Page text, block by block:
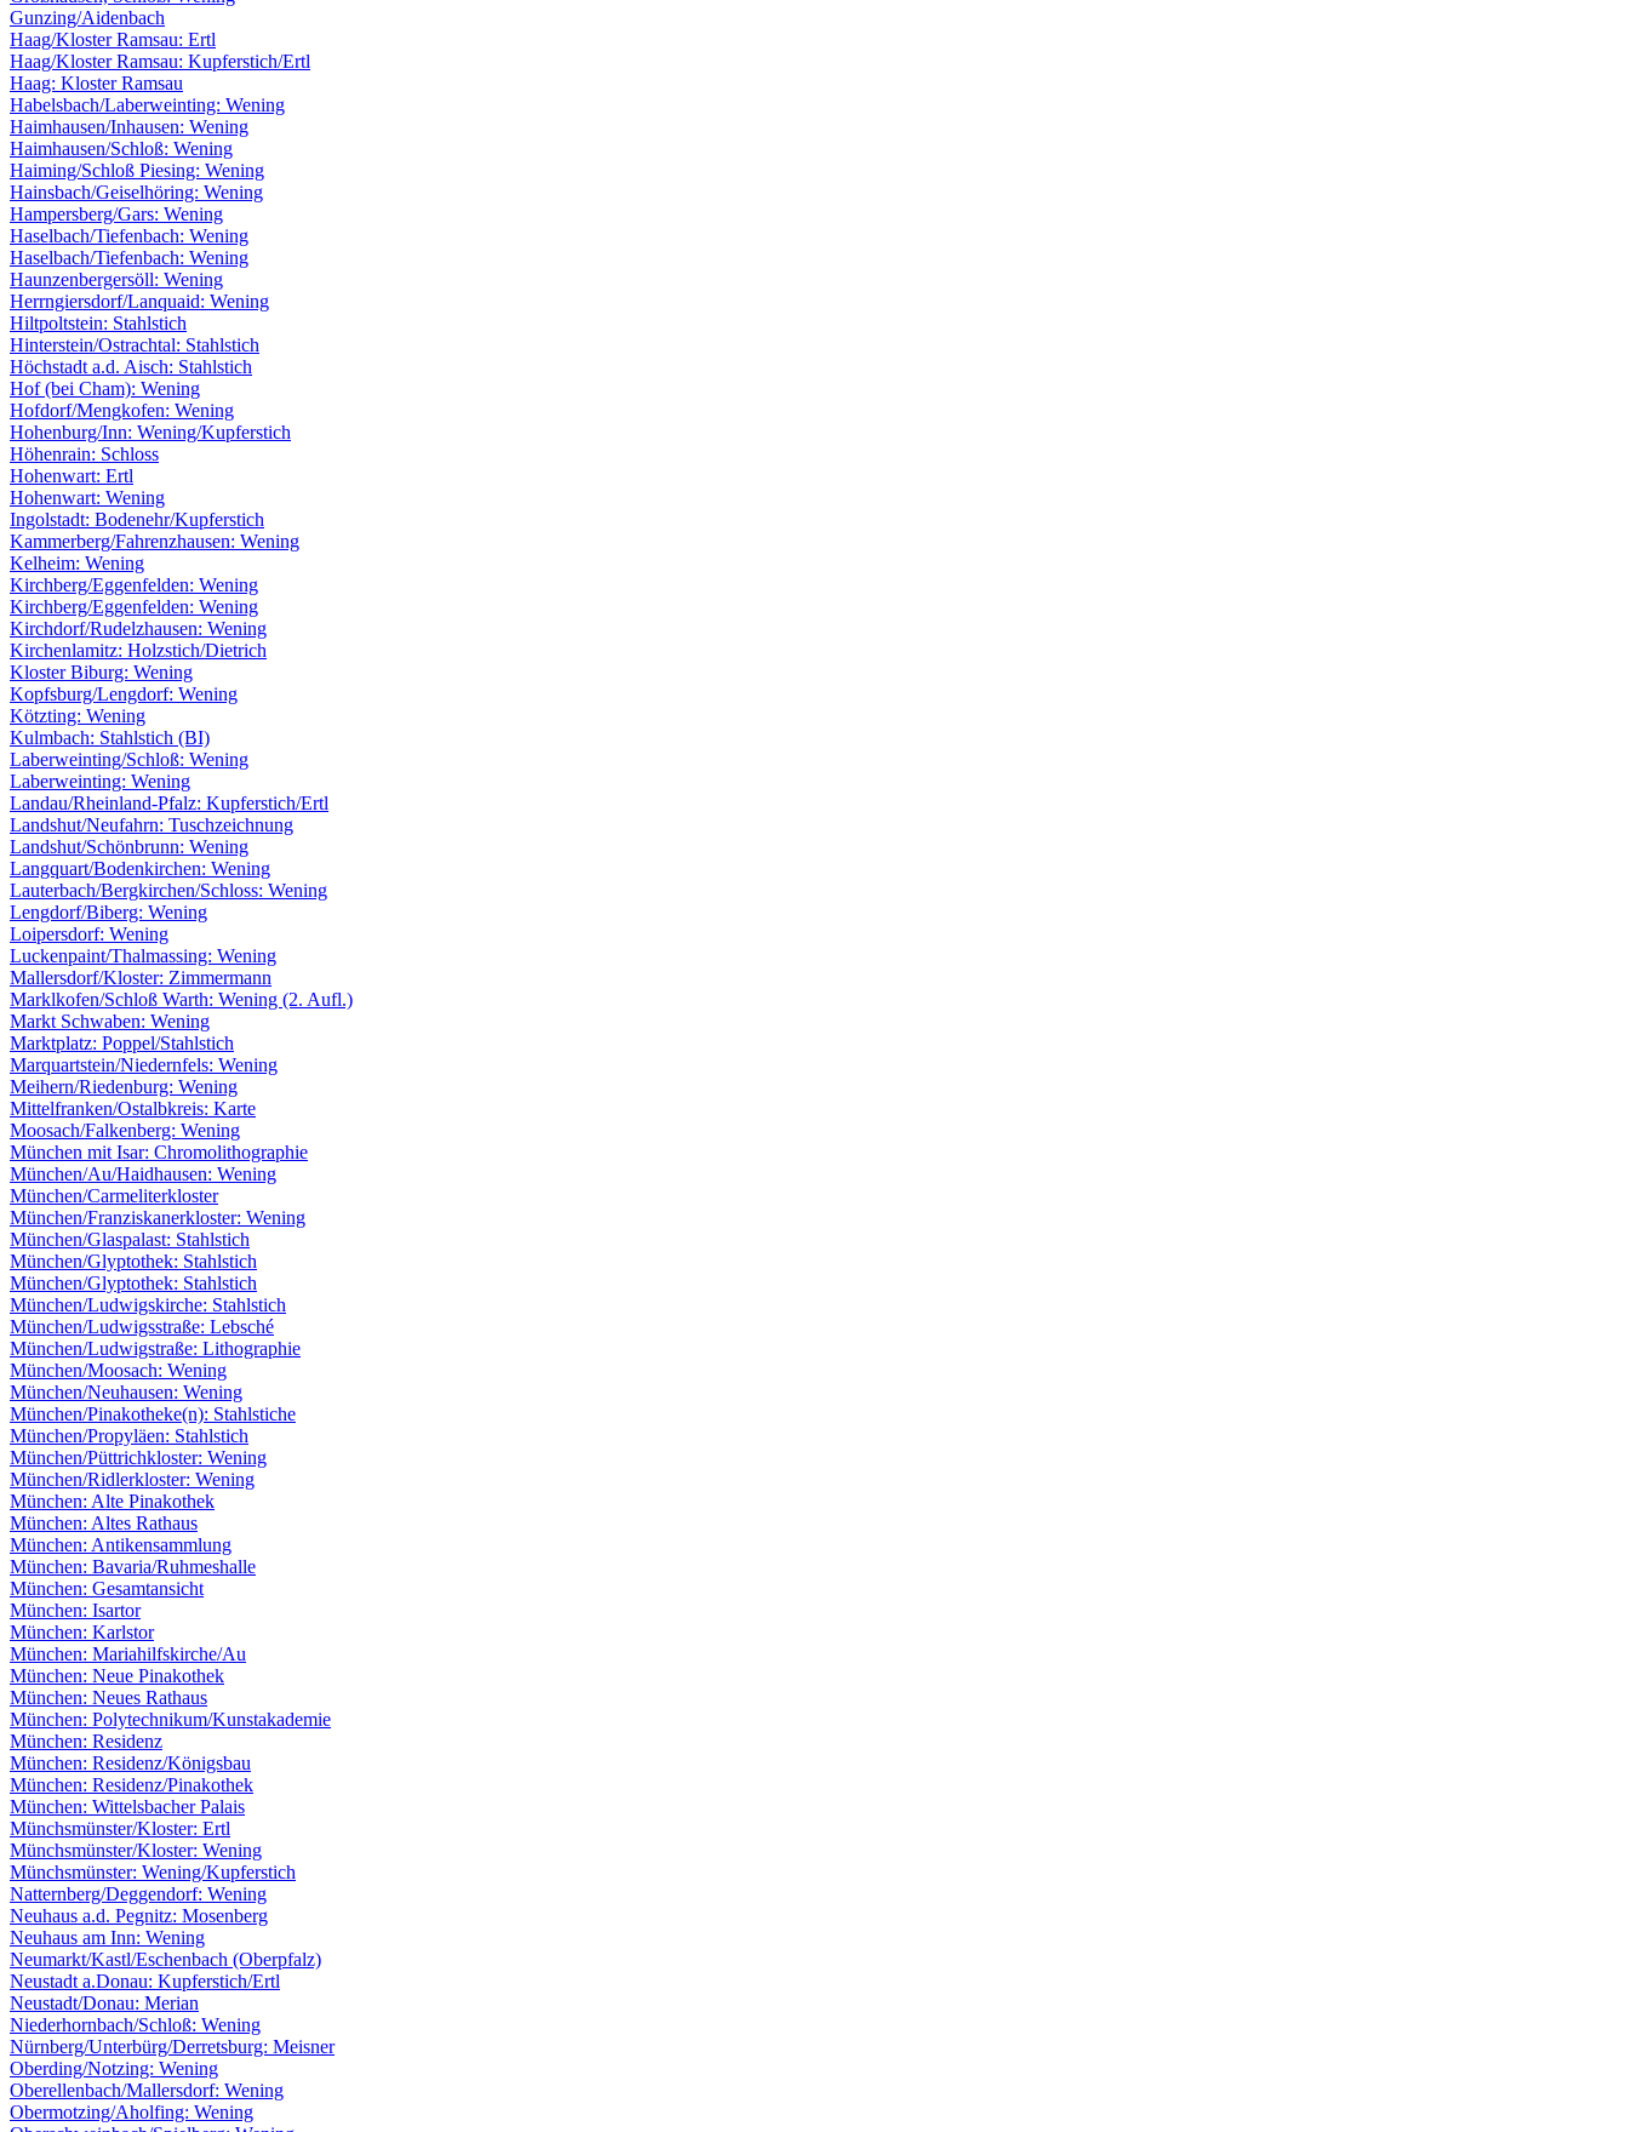
Gunzing/Aidenbach
Haag/Kloster Ramsau: Ertl
Haag/Kloster Ramsau: Kupferstich/Ertl
Haag: Kloster Ramsau
Habelsbach/Laberweinting: Wening
Haimhausen/Inhausen: Wening
Haimhausen/Schloß: Wening
Haiming/Schloß Piesing: Wening
Hainsbach/Geiselhöring: Wening
Hampersberg/Gars: Wening
Haselbach/Tiefenbach: Wening
Haselbach/Tiefenbach: Wening
Haunzenbergersöll: Wening
Herrngiersdorf/Lanquaid: Wening
Hiltpoltstein: Stahlstich
Hinterstein/Ostrachtal: Stahlstich
Höchstadt a.d. Aisch: Stahlstich
Hof (bei Cham): Wening
Hofdorf/Mengkofen: Wening
Hohenburg/Inn: Wening/Kupferstich
Höhenrain: Schloss
Hohenwart: Ertl
Hohenwart: Wening
Ingolstadt: Bodenehr/Kupferstich
Kammerberg/Fahrenzhausen: Wening
Kelheim: Wening
Kirchberg/Eggenfelden: Wening
Kirchberg/Eggenfelden: Wening
Kirchdorf/Rudelzhausen: Wening
Kirchenlamitz: Holzstich/Dietrich
Kloster Biburg: Wening
Kopfsburg/Lengdorf: Wening
Kötzting: Wening
Kulmbach: Stahlstich (BI)
Laberweinting/Schloß: Wening
Laberweinting: Wening
Landau/Rheinland-Pfalz: Kupferstich/Ertl
Landshut/Neufahrn: Tuschzeichnung
Landshut/Schönbrunn: Wening
Langquart/Bodenkirchen: Wening
Lauterbach/Bergkirchen/Schloss: Wening
Lengdorf/Biberg: Wening
Loipersdorf: Wening
Luckenpaint/Thalmassing: Wening
Mallersdorf/Kloster: Zimmermann
Marklkofen/Schloß Warth: Wening (2. Aufl.)
Markt Schwaben: Wening
Marktplatz: Poppel/Stahlstich
Marquartstein/Niedernfels: Wening
Meihern/Riedenburg: Wening
Mittelfranken/Ostalbkreis: Karte
Moosach/Falkenberg: Wening
München mit Isar: Chromolithographie
München/Au/Haidhausen: Wening
München/Carmeliterkloster
München/Franziskanerkloster: Wening
München/Glaspalast: Stahlstich
München/Glyptothek: Stahlstich
München/Glyptothek: Stahlstich
München/Ludwigskirche: Stahlstich
München/Ludwigsstraße: Lebsché
München/Ludwigstraße: Lithographie
München/Moosach: Wening
München/Neuhausen: Wening
München/Pinakotheke(n): Stahlstiche
München/Propyläen: Stahlstich
München/Püttrichkloster: Wening
München/Ridlerkloster: Wening
München: Alte Pinakothek
München: Altes Rathaus
München: Antikensammlung
München: Bavaria/Ruhmeshalle
München: Gesamtansicht
München: Isartor
München: Karlstor
München: Mariahilfskirche/Au
München: Neue Pinakothek
München: Neues Rathaus
München: Polytechnikum/Kunstakademie
München: Residenz
München: Residenz/Königsbau
München: Residenz/Pinakothek
München: Wittelsbacher Palais
Münchsmünster/Kloster: Ertl
Münchsmünster/Kloster: Wening
Münchsmünster: Wening/Kupferstich
Natternberg/Deggendorf: Wening
Neuhaus a.d. Pegnitz: Mosenberg
Neuhaus am Inn: Wening
Neumarkt/Kastl/Eschenbach (Oberpfalz)
Neustadt a.Donau: Kupferstich/Ertl
Neustadt/Donau: Merian
Niederhornbach/Schloß: Wening
Nürnberg/Unterbürg/Derretsburg: Meisner
Oberding/Notzing: Wening
Oberellenbach/Mallersdorf: Wening
Obermotzing/Aholfing: Wening